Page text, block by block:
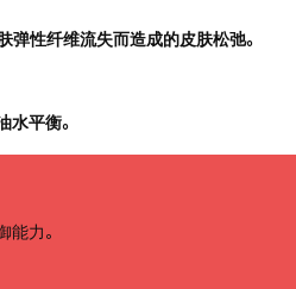
性纤维流失而造成的皮肤松弛。
水平衡。
力。